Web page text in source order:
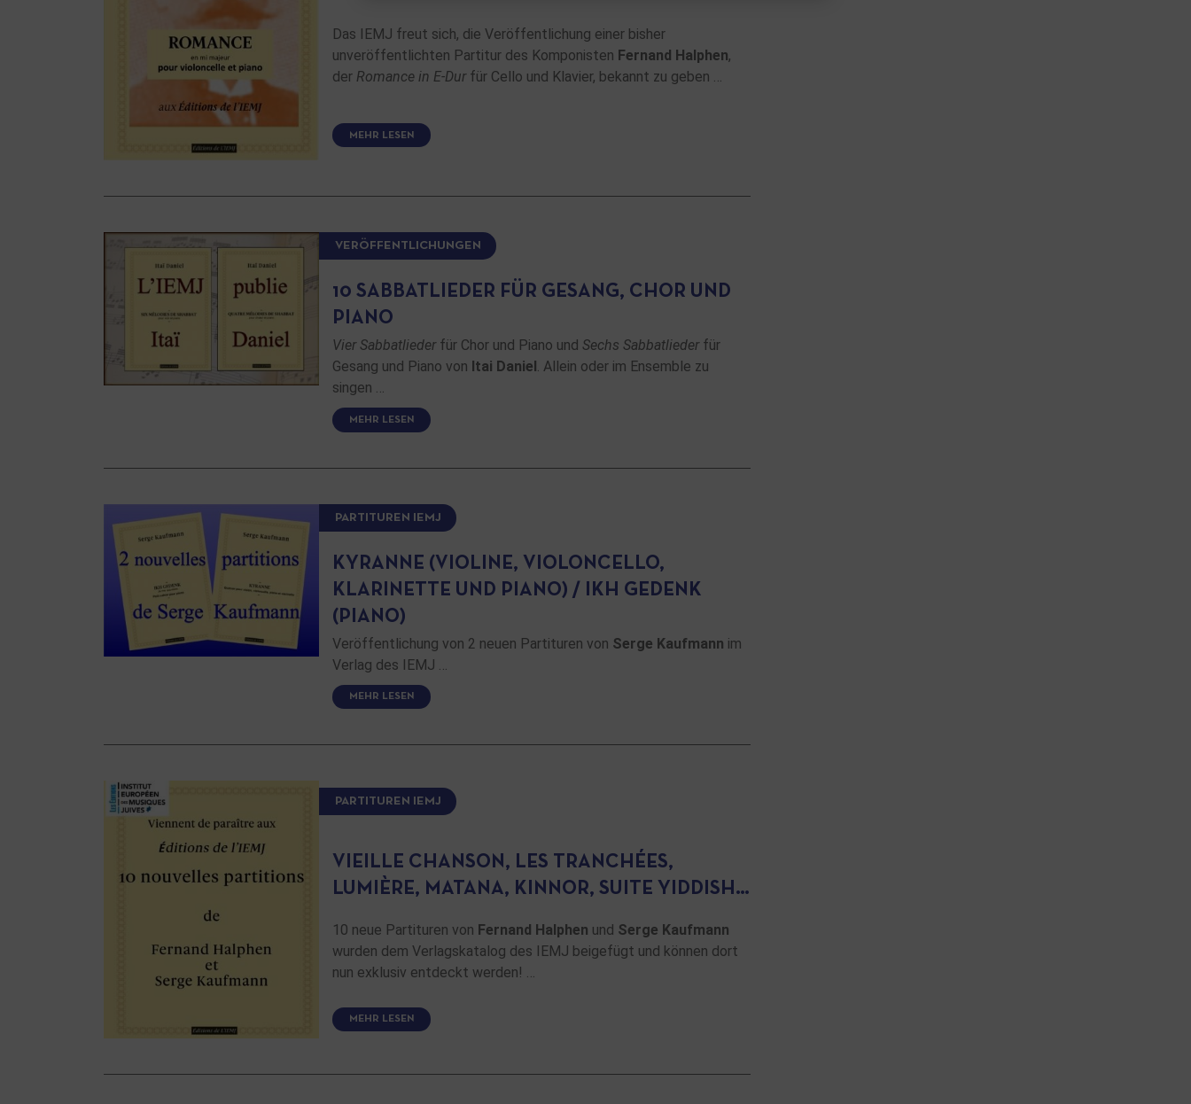
Das IEMJ freut sich, die Veröffentlichung einer bisher
unveröffentlichten Partitur des Komponisten Fernand Halphen,
der Romance in E-Durfür Cello und Klavier, bekannt zu geben …
MEHR LESEN
VERÖFFENTLICHUNGEN
10 SABBATLIEDER FÜR GESANG, CHOR UND
PIANO
Vier Sabbatliederfür Chor und Piano und Sechs Sabbatliederfür
Gesang und Piano von Itai Daniel . Allein oder im Ensemble zu
singen …
MEHR LESEN
PARTITUREN IEMJ
KYRANNE (VIOLINE, VIOLONCELLO,
KLARINETTE UND PIANO) / IKH GEDENK
(PIANO)
Veröffentlichung von 2 neuen Partituren von Serge Kaufmann im
Verlag des IEMJ …
MEHR LESEN
PARTITUREN IEMJ
VIEILLE CHANSON, LES TRANCHÉES,
LUMIÈRE, MATANA, KINNOR, SUITE YIDDISH…
10 neue Partituren von Fernand Halphen und Serge Kaufmann
wurden dem Verlagskatalog des IEMJ beigefügt und können dort
nun exklusiv entdeckt werden! …
MEHR LESEN